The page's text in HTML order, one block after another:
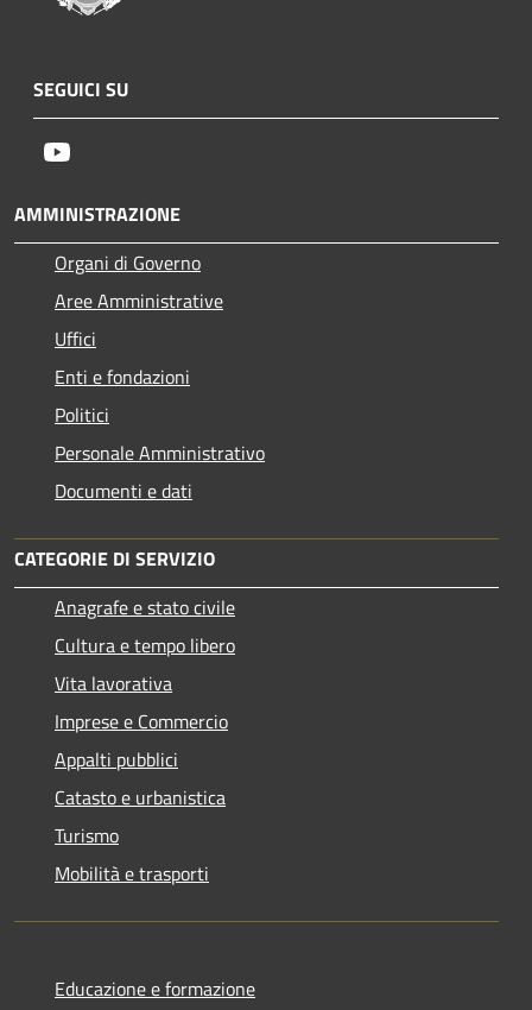
SEGUICI SU
AMMINISTRAZIONE
Organi di Governo
Aree Amministrative
Uffici
Enti e fondazioni
Politici
Personale Amministrativo
Documenti e dati
CATEGORIE DI SERVIZIO
Anagrafe e stato civile
Cultura e tempo libero
Vita lavorativa
Imprese e Commercio
Appalti pubblici
Catasto e urbanistica
Turismo
Mobilità e trasporti
Educazione e formazione